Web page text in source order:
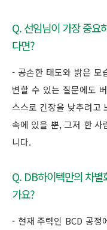
Q. 선임님이 가장 중요
다면?
- 공손한 태도와 밝은 모
변할 수 있는 질문에도
스스로 긴장을 낮추려고
속에 있을 뿐, 그저 한 사
니다.
Q. DB하이텍만의 차별
가요?
- 현재 주력인 BCD 공정